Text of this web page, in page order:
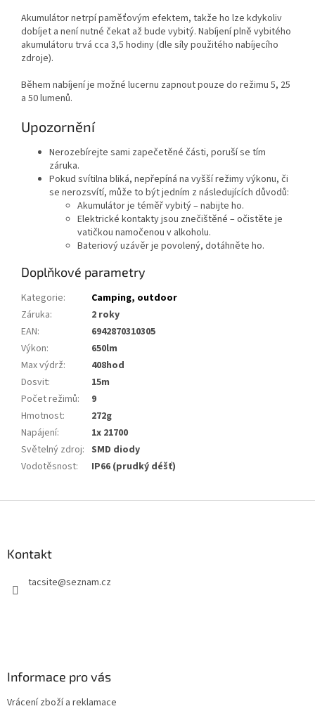
Akumulátor netrpí paměťovým efektem, takže ho lze kdykoliv
dobíjet a není nutné čekat až bude vybitý. Nabíjení plně vybitého
akumulátoru trvá cca 3,5 hodiny (dle síly použitého nabíjecího
zdroje).
Během nabíjení je možné lucernu zapnout pouze do režimu 5, 25
a 50 lumenů.
Upozornění
Nerozebírejte sami zapečetěné části, poruší se tím
záruka.
Pokud svítilna bliká, nepřepíná na vyšší režimy výkonu, či
se nerozsvítí, může to být jedním z následujících důvodů:
Akumulátor je téměř vybitý – nabijte ho.
Elektrické kontakty jsou znečištěné – očistěte je
vatičkou namočenou v alkoholu.
Bateriový uzávěr je povolený, dotáhněte ho.
Doplňkové parametry
Kategorie:
Camping, outdoor
Záruka:
2 roky
EAN:
6942870310305
Výkon:
650lm
Max výdrž:
408hod
Dosvit:
15m
Počet režimů:
9
Hmotnost:
272g
Napájení:
1x 21700
Světelný zdroj: SMD diody
Vodotěsnost: IP66 (prudký déšť)
Kontakt
tacsite@seznam.cz
Informace pro vás
Vrácení zboží a reklamace